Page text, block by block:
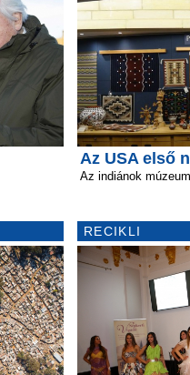
Az USA első
Az indiánok
RECIKLI